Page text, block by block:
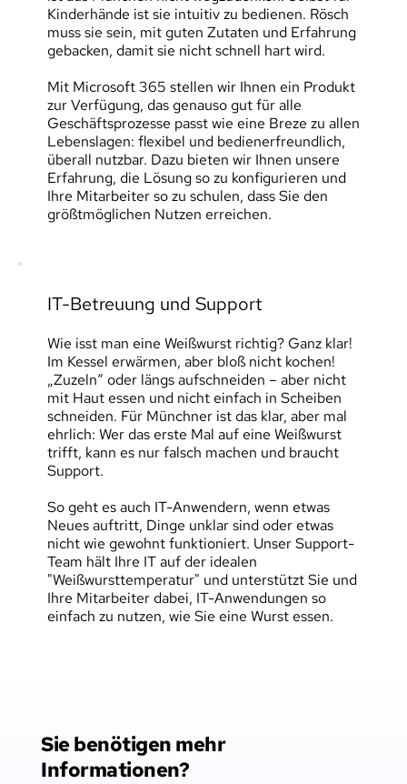
Kinderhände ist sie intuitiv zu bedienen. Rösch
muss sie sein, mit guten Zutaten und Erfahrung
gebacken, damit sie nicht schnell hart wird.
Mit Microsoft 365 stellen wir Ihnen ein Produkt
zur Verfügung, das genauso gut für alle
Geschäftsprozesse passt wie eine Breze zu allen
Lebenslagen: flexibel und bedienerfreundlich,
überall nutzbar. Dazu bieten wir Ihnen unsere
Erfahrung, die Lösung so zu konfigurieren und
Ihre Mitarbeiter so zu schulen, dass Sie den
größtmöglichen Nutzen erreichen.
IT-Betreuung und Support
Wie isst man eine Weißwurst richtig? Ganz klar!
Im Kessel erwärmen, aber bloß nicht kochen!
„Zuzeln“ oder längs aufschneiden – aber nicht
mit Haut essen und nicht einfach in Scheiben
schneiden. Für Münchner ist das klar, aber mal
ehrlich: Wer das erste Mal auf eine Weißwurst
trifft, kann es nur falsch machen und braucht
Support.
So geht es auch IT-Anwendern, wenn etwas
Neues auftritt, Dinge unklar sind oder etwas
nicht wie gewohnt funktioniert. Unser Support-
Team hält Ihre IT auf der idealen
"Weißwursttemperatur" und unterstützt Sie und
Ihre Mitarbeiter dabei, IT-Anwendungen so
einfach zu nutzen, wie Sie eine Wurst essen.
Sie benötigen mehr
Informationen?